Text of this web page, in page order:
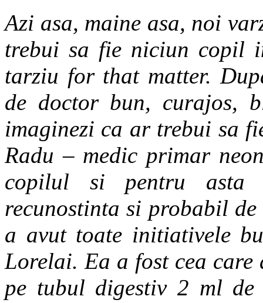
Azi asa, maine asa, noi
trebui sa fie niciun copil
tarziu for that matter.
de doctor bun, curajos,
imaginezi ca ar trebui sa
Radu – medic primar
copilul si pentru asta
recunostinta si probabil
a avut toate initiativele
Lorelai. Ea a fost cea
pe tubul digestiv 2 ml de